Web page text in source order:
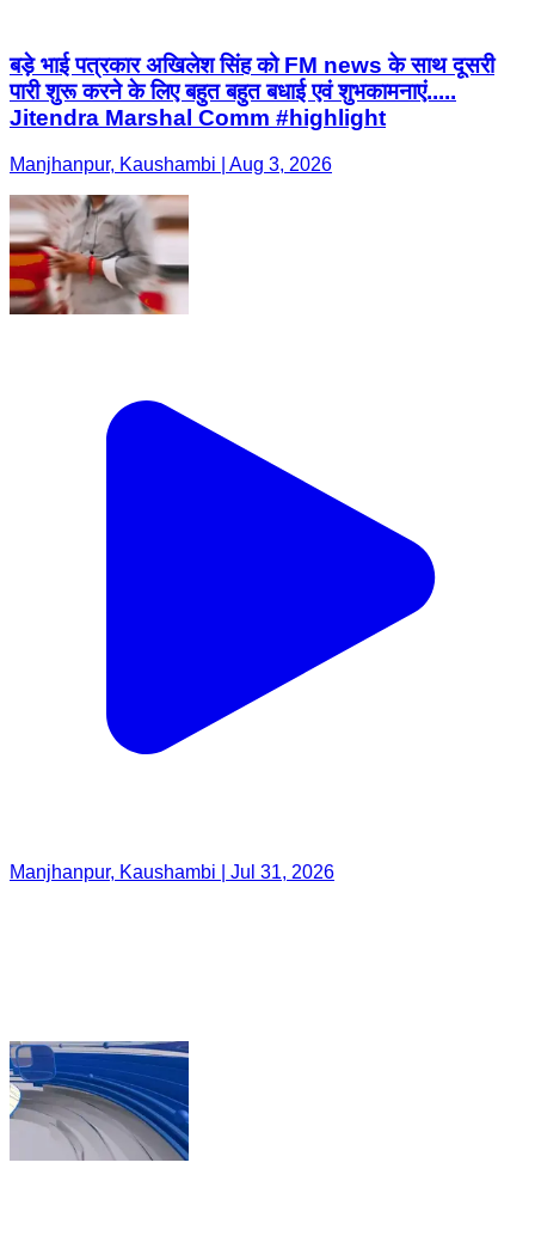
बड़े भाई पत्रकार अखिलेश सिंह को FM news के साथ दूसरी
पारी शुरू करने के लिए बहुत बहुत बधाई एवं शुभकामनाएं.....
Jitendra Marshal Comm #highlight
Manjhanpur, Kaushambi | Aug 3, 2026
Manjhanpur, Kaushambi | Jul 31, 2026